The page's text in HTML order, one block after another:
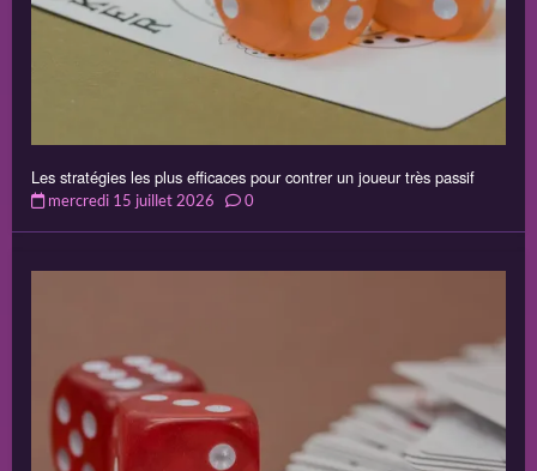
Les stratégies les plus efficaces pour contrer un joueur très passif
mercredi 15 juillet 2026 0